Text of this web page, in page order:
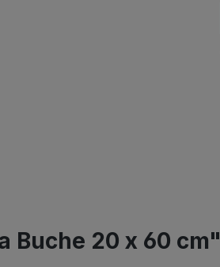
Buche 20 x 60 cm"